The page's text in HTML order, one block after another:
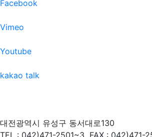
Facebook
Vimeo
Youtube
kakao talk
대전광역시 유성구 동서대로130
TEL : 042)471-2501~3 FAX : 042)471-